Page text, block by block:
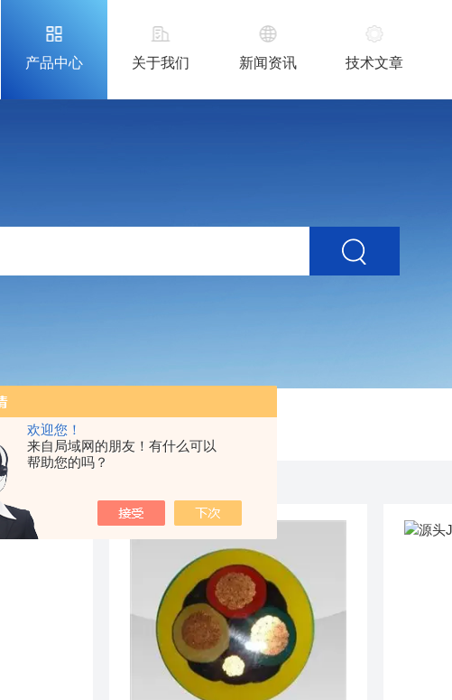
欢迎您！
来自局域网的朋友！有什么可以
帮助您的吗？
产品中心 关于我们 新闻资讯 技术文章